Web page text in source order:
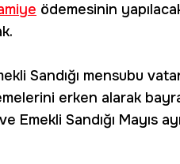
ödemesinin
Sandığı mensubu
erken alarak
Emekli Sandığı Mayıs